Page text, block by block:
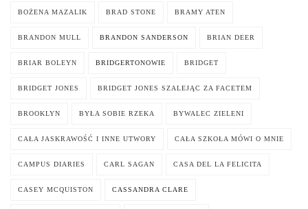
BOŻENA MAZALIK BRAD STONE BRAMY ATEN
BRANDON MULL BRANDON SANDERSON BRIAN DEER
BRIAR BOLEYN BRIDGERTONOWIE BRIDGET
BRIDGET JONES BRIDGET JONES SZALEJĄC ZA FACETEM
BROOKLYN BYŁA SOBIE RZEKA BYWALEC ZIELENI
CAŁA JASKRAWOŚĆ I INNE UTWORY CAŁA SZKOŁA MÓWI O MNIE
CAMPUS DIARIES CARL SAGAN CASA DEL LA FELICITA
CASEY MCQUISTON CASSANDRA CLARE